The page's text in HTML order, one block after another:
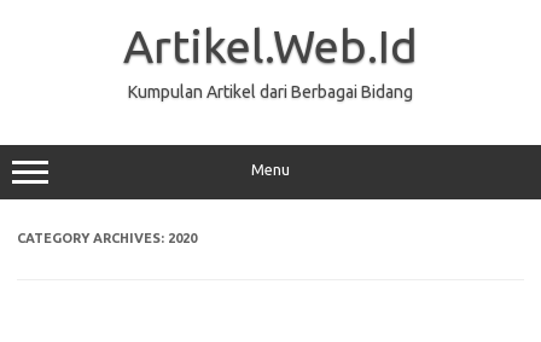
Artikel.Web.Id
Kumpulan Artikel dari Berbagai Bidang
Menu
CATEGORY ARCHIVES: 2020